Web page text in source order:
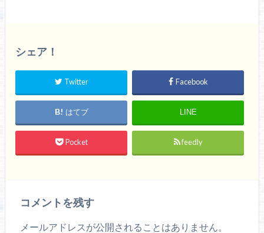
シェア！
Twitter Facebook
はてブ LINE
Pocket feedly
コメントを残す
メールアドレスが公開されることはありません。